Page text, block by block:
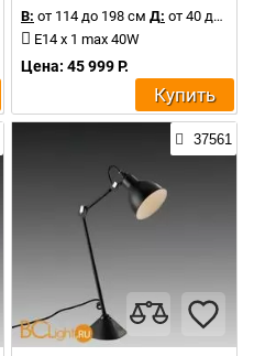
В: от 114 до 198 см Д: от 40 до 116 см
E14 x 1 max 40W
Цена: 45 999 Р.
Купить
37561